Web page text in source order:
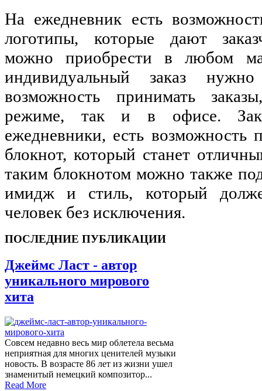
На ежедневник есть
логотипы, которые дают
можно приобрести в любом
индивидуальный заказ
возможность принимать
режиме, так и в офисе.
ежедневники, есть возможность
блокнот, который станет
таким блокнотом можно также
имидж и стиль, который
человек без исключения.
ПОСЛЕДНИЕ ПУБЛИКАЦИИ
Джеймс Ласт - автор
уникального мирового
хита
Совсем недавно весь мир облетела весьма
неприятная для многих ценителей музыки
новость. В возрасте 86 лет из жизни ушел
знаменитый немецкий композитор...
Read More